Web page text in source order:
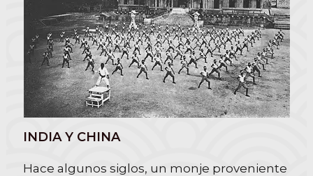
INDIA Y CHINA
Hace algunos siglos, un monje proveniente